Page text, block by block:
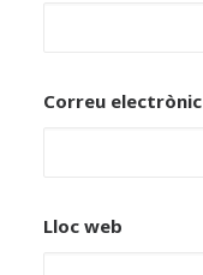
Correu electrònic
Lloc web